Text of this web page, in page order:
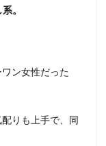
。
ン女性だった
りも上手で、同